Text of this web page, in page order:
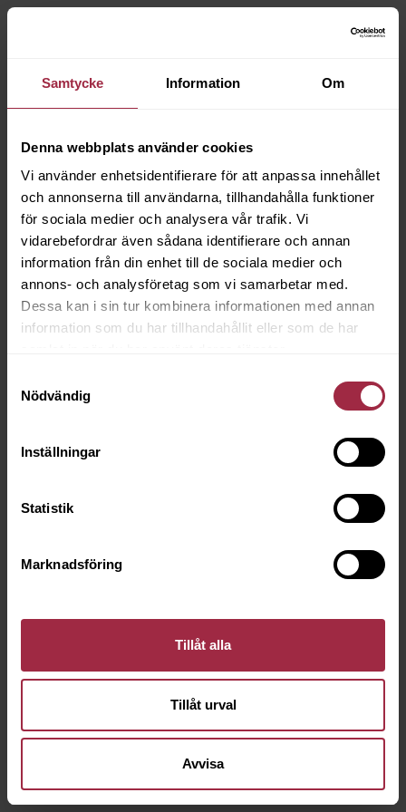
Samtycke Information Om
Denna webbplats använder cookies
Vi använder enhetsidentifierare för att anpassa innehållet
och annonserna till användarna, tillhandahålla funktioner
för sociala medier och analysera vår trafik. Vi
vidarebefordrar även sådana identifierare och annan
information från din enhet till de sociala medier och
annons- och analysföretag som vi samarbetar med.
Dessa kan i sin tur kombinera informationen med annan
information som du har tillhandahållit eller som de har
Nödvändig
Inställningar
Statistik
Marknadsföring
Tillåt alla
Tillåt urval
Avvisa